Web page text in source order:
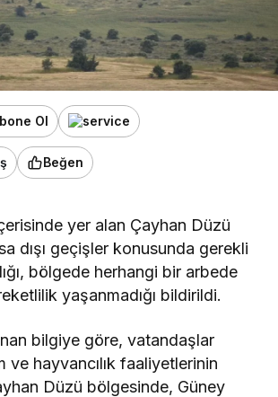
Ol
Beğen
içerisinde yer alan Çayhan Düzü
dışı geçişler konusunda gerekli
bölgede herhangi bir arbede
yaşanmadığı bildirildi.
bilgiye göre, vatandaşlar
ve hayvancılık faaliyetlerinin
Düzü bölgesinde, Güney